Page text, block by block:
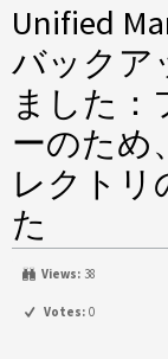
Unified
バックア
ました：
ーのため
レクトリ
た
Views: 38
Votes: 0